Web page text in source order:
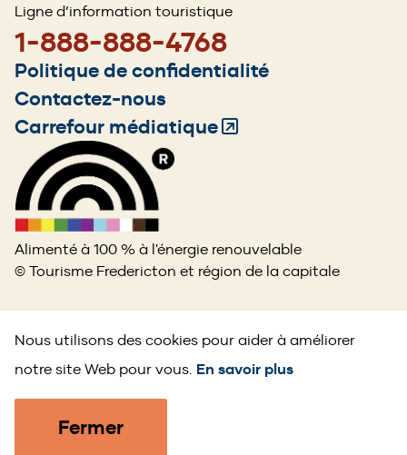
Fermer
Nous utilisons des cookies pour aider à améliorer
notre site Web pour vous. En savoir plus
Ligne d’information touristique
1-888-888-4768
Footer
menu
Politique de confidentialité
Contactez-nous
Carrefour médiatique(Opens
window)
Alimenté à 100 % à l'énergie renouvelable
© Tourisme Fredericton et région de la capitale